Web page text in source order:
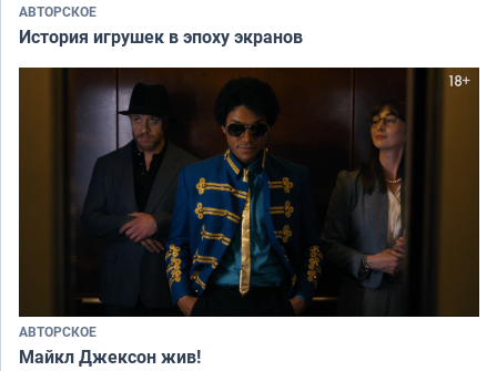
АВТОРСКОЕ
История игрушек в эпоху экранов
АВТОРСКОЕ
Майкл Джексон жив!